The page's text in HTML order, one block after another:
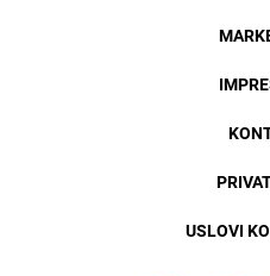
USLOVI